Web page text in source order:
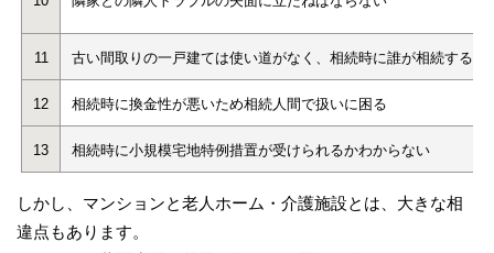
11 古い間取りの一戸建ては使い道がなく、相続時に誰が相続するの
12 相続時に換金性が悪いため相続人間で扱いに困る
13 相続時に小規模宅地特例措置が受けられるかわからない
しかし、マンションと老人ホーム・介護施設とは、大きな相
違点もあります。